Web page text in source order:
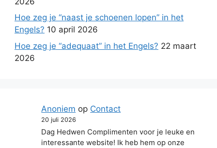
Hoe zeg je “naast je schoenen lopen” in het
Engels? 10 april 2026
Hoe zeg je “adequaat” in het Engels? 22 maart
2026
Anoniem op Contact
20 juli 2026
Dag Hedwen Complimenten voor je leuke en
interessante website! Ik heb hem op onze